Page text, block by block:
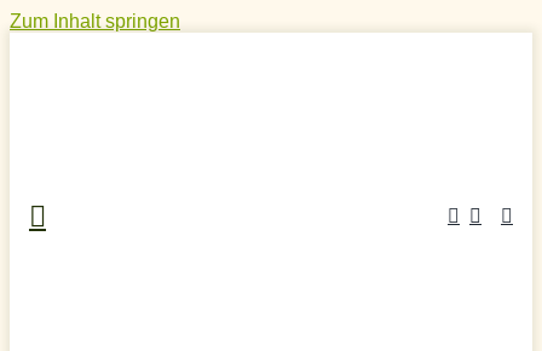
Zum Inhalt springen